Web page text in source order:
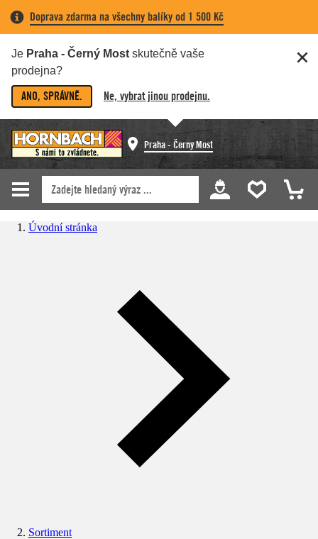
Doprava zdarma na všechny balíky od 1 500 Kč
Je Praha - Černý Most skutečně vaše
prodejna?
ANO, SPRÁVNĚ. Ne, vybrat jinou prodejnu.
Praha - Černý Most
Úvodní stránka
Sortiment